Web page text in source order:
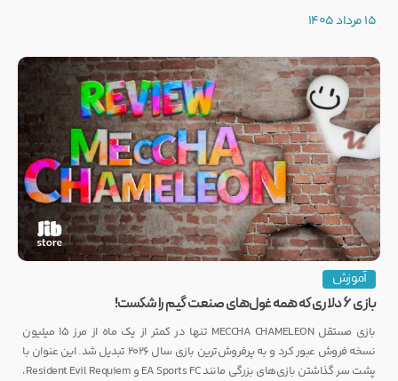
15 مرداد 1405
آموزش
بازی ۶ دلاری که همه غول‌های صنعت گیم را شکست!
بازی مستقل MECCHA CHAMELEON تنها در کمتر از یک ماه از مرز ۱۵ میلیون
نسخه فروش عبور کرد و به پرفروش‌ترین بازی سال ۲۰۲۶ تبدیل شد. این عنوان با
پشت سر گذاشتن بازی‌های بزرگی مانند EA Sports FC و Resident Evil Requiem،